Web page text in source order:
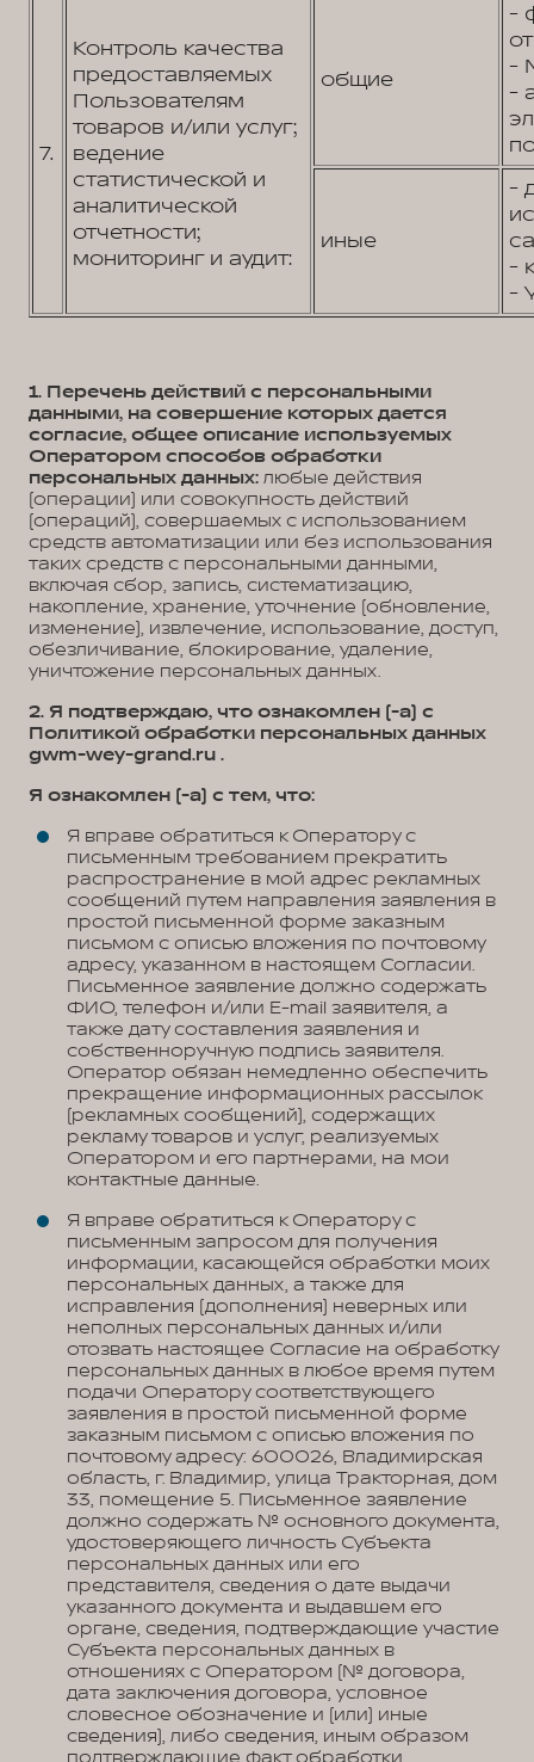
7.
Контроль качества
предоставляемых
Пользователям
товаров и/или услуг;
ведение
статистической и
аналитической
отчетности;
мониторинг и аудит:
общие
-
-
-
иные
-
-
-
1. Перечень действий с персональными
данными, на совершение которых дается
согласие, общее описание используемых
Оператором способов обработки
персональных данных: любые действия
(операции) или совокупность действий
(операций), совершаемых с использованием
средств автоматизации или без использования
таких средств с персональными данными,
включая сбор, запись, систематизацию,
накопление, хранение, уточнение (обновление,
изменение), извлечение, использование, доступ,
обезличивание, блокирование, удаление,
уничтожение персональных данных.
2. Я подтверждаю, что ознакомлен (-а) с
Политикой обработки персональных данных
gwm-wey-grand.ru .
Я ознакомлен (-а) с тем, что:
Я вправе обратиться к Оператору с
письменным требованием прекратить
распространение в мой адрес рекламных
сообщений путем направления заявления в
простой письменной форме заказным
письмом с описью вложения по почтовому
адресу, указанном в настоящем Согласии.
Письменное заявление должно содержать
ФИО, телефон и/или E-mail заявителя, а
также дату составления заявления и
собственноручную подпись заявителя.
Оператор обязан немедленно обеспечить
прекращение информационных рассылок
(рекламных сообщений), содержащих
рекламу товаров и услуг, реализуемых
Оператором и его партнерами, на мои
контактные данные.
Я вправе обратиться к Оператору с
письменным запросом для получения
информации, касающейся обработки моих
персональных данных, а также для
исправления (дополнения) неверных или
неполных персональных данных и/или
отозвать настоящее Согласие на обработку
персональных данных в любое время путем
подачи Оператору соответствующего
заявления в простой письменной форме
заказным письмом с описью вложения по
почтовому адресу: 600026, Владимирская
область, г. Владимир, улица Тракторная, дом
33, помещение 5. Письменное заявление
должно содержать № основного документа,
удостоверяющего личность Субъекта
персональных данных или его
представителя, сведения о дате выдачи
указанного документа и выдавшем его
органе, сведения, подтверждающие участие
Субъекта персональных данных в
отношениях с Оператором (№ договора,
дата заключения договора, условное
словесное обозначение и (или) иные
сведения), либо сведения, иным образом